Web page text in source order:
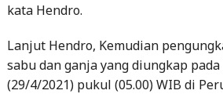
kata Hendro.
Lanjut Hendro, Kemudian
sabu dan ganja yang diungkap
(29/4/2021) pukul (05.00) WIB di